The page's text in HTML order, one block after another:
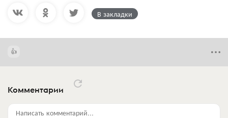
В закладки
Комментарии
Написать комментарий...